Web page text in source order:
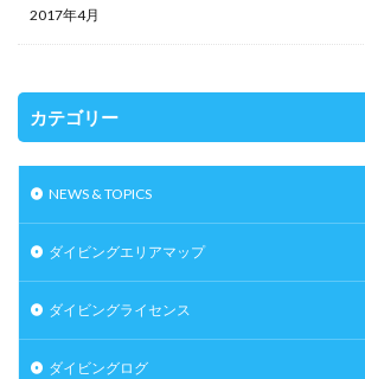
2017年4月
カテゴリー
NEWS & TOPICS
ダイビングエリアマップ
ダイビングライセンス
ダイビングログ